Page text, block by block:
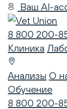
Ваш AI-
8 800 200-
Клиника
Анализы О
Обучение
8 800 200-